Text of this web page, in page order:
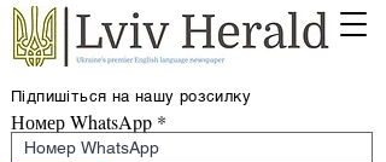
Підпишіться на нашу розсилку
Номер WhatsApp